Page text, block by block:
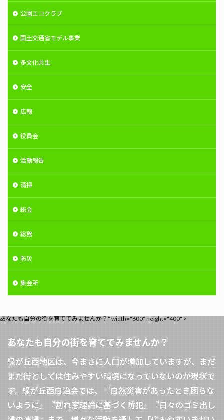
公園エコクラブ
国土交通省モデル事業
多文化共生
安全
広報
役員会
活動報告
清掃
総会
総務
防災
集会所
あなたも自分の街を育ててみませんか？" width="600" height="400" >
あなたも自分の街を育ててみませんか？
緑が丘西地区は、今まさに人口が増加していますが、まだ
まだ街としては住みやすい環境になっていないのが現状で
す。緑が丘西自治会では、『自然災害があったとき困らな
いように』『割れ窓理論に基づく防犯』『日々のゴミ出し